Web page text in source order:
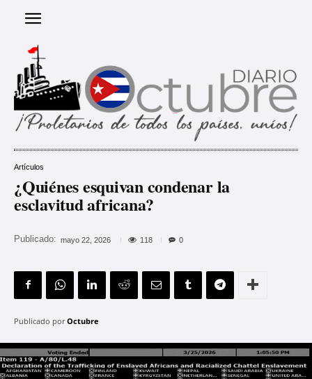
Artículos
¿Quiénes esquivan condenar la
esclavitud africana?
Publicado: mayo 22, 2026 118 0
Publicado por Octubre